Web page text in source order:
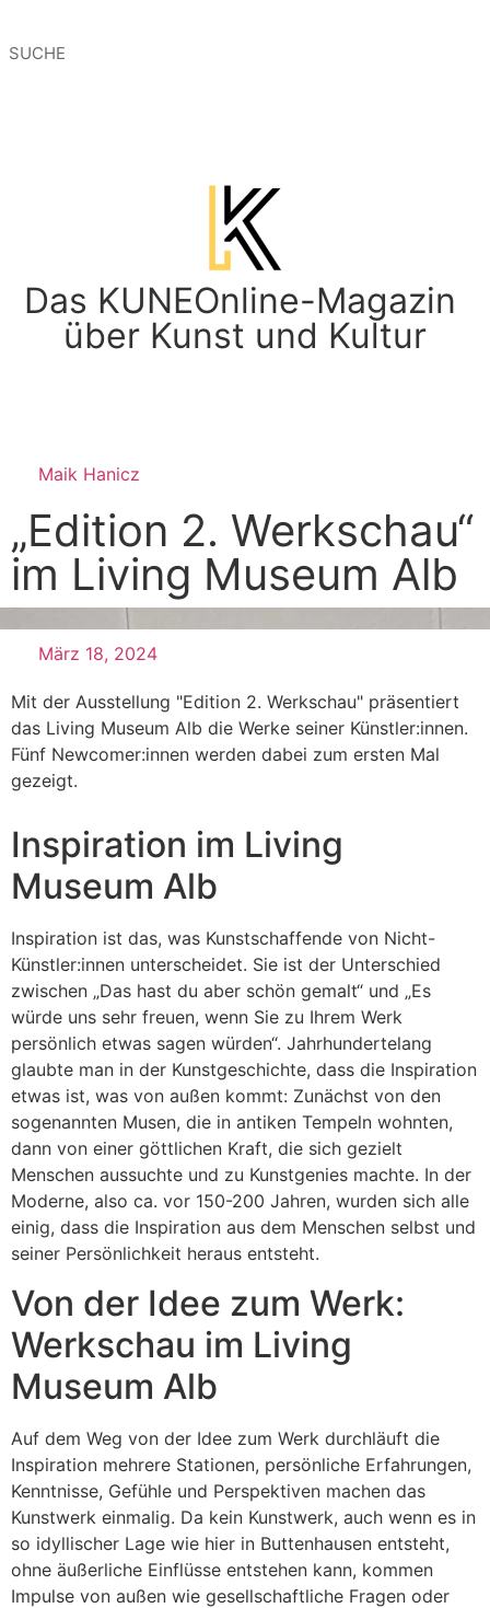
Das KUNEOnline-Magazin
über Kunst und Kultur
Maik Hanicz
„Edition 2. Werkschau“
im Living Museum Alb
März 18, 2024
Mit der Ausstellung "Edition 2. Werkschau" präsentiert
das Living Museum Alb die Werke seiner Künstler:innen.
Fünf Newcomer:innen werden dabei zum ersten Mal
gezeigt.
Inspiration im Living
Museum Alb
Inspiration ist das, was Kunstschaffende von Nicht-
Künstler:innen unterscheidet. Sie ist der Unterschied
zwischen „Das hast du aber schön gemalt“ und „Es
würde uns sehr freuen, wenn Sie zu Ihrem Werk
persönlich etwas sagen würden“. Jahrhundertelang
glaubte man in der Kunstgeschichte, dass die Inspiration
etwas ist, was von außen kommt: Zunächst von den
sogenannten Musen, die in antiken Tempeln wohnten,
dann von einer göttlichen Kraft, die sich gezielt
Menschen aussuchte und zu Kunstgenies machte. In der
Moderne, also ca. vor 150-200 Jahren, wurden sich alle
einig, dass die Inspiration aus dem Menschen selbst und
seiner Persönlichkeit heraus entsteht.
Von der Idee zum Werk:
Werkschau im Living
Museum Alb
Auf dem Weg von der Idee zum Werk durchläuft die
Inspiration mehrere Stationen, persönliche Erfahrungen,
Kenntnisse, Gefühle und Perspektiven machen das
Kunstwerk einmalig. Da kein Kunstwerk, auch wenn es in
so idyllischer Lage wie hier in Buttenhausen entsteht,
ohne äußerliche Einflüsse entstehen kann, kommen
Impulse von außen wie gesellschaftliche Fragen oder